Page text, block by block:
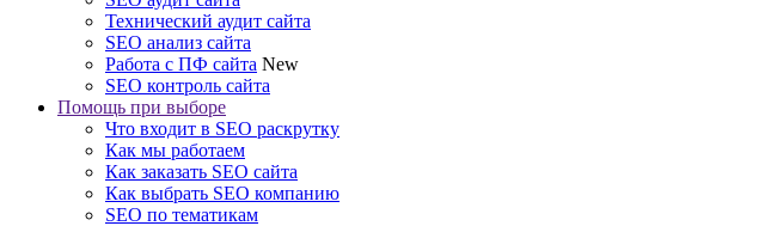
Технический аудит сайта
SEO анализ сайта
Работа с ПФ сайта New
SEO контроль сайта
Помощь при выборе
Что входит в SEO раскрутку
Как мы работаем
Как заказать SEO сайта
Как выбрать SEO компанию
SEO по тематикам